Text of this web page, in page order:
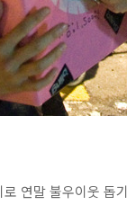
연말 불우이웃 돕